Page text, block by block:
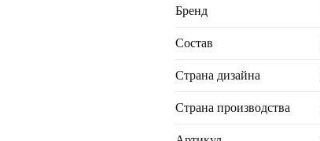
Бренд
Состав
Страна дизайна
Страна производства